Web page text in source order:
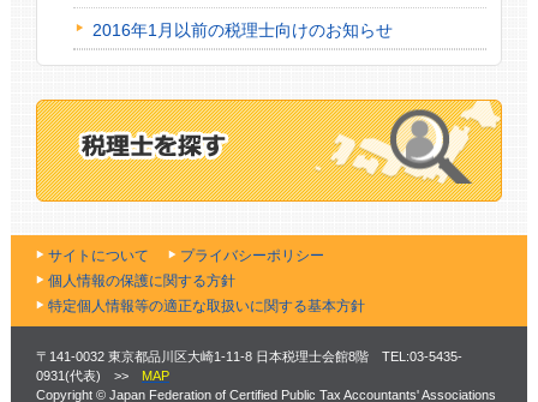
2016年1月以前の税理士向けのお知らせ
サイトについて
プライバシーポリシー
個人情報の保護に関する方針
特定個人情報等の適正な取扱いに関する基本方針
〒141-0032 東京都品川区大崎1-11-8 日本税理士会館8階 TEL:03-5435-
0931(代表) >> MAP
Copyright © Japan Federation of Certified Public Tax Accountants' Associations